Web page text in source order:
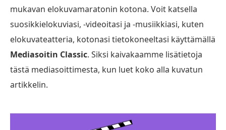
mukavan elokuvamaratonin kotona. Voit katsella
suosikkielokuviasi, -videoitasi ja -musiikkiasi, kuten
elokuvateatteria, kotonasi tietokoneeltasi käyttämällä
Mediasoitin Classic. Siksi kaivakaamme lisätietoja
tästä mediasoittimesta, kun luet koko alla kuvatun
artikkelin.